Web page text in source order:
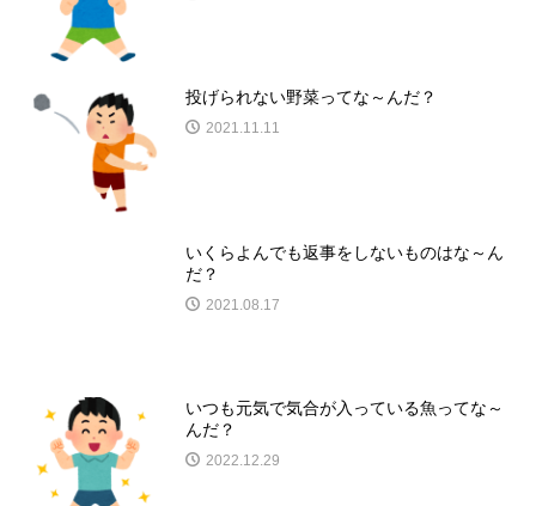
投げられない野菜ってな～んだ？
2021.11.11
いくらよんでも返事をしないものはな～ん
だ？
2021.08.17
いつも元気で気合が入っている魚ってな～
んだ？
2022.12.29